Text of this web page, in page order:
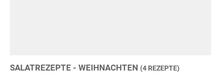
SALATREZEPTE - WEIHNACHTEN (4 REZEPTE)